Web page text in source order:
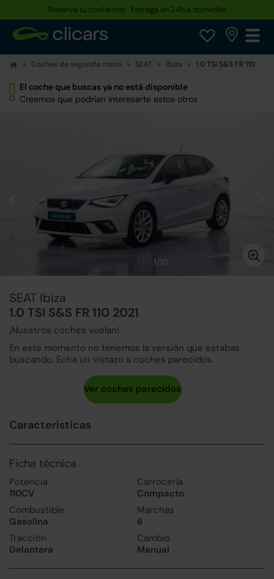
Reserva tu coche hoy · Entrega en 24h a domicilio
Coches de segunda mano SEAT Ibiza 1.0 TSI S&S FR 110
El coche que buscas ya no está disponible
Creemos que podrían interesarte estos otros
1/10
SEAT Ibiza
1.0 TSI S&S FR 110 2021
¡Nuestros coches vuelan!
En este momento no tenemos la versión que estabas
buscando. Echa un vistazo a coches parecidos.
Características
Ficha técnica
Potencia
110CV
Carrocería
Compacto
Combustible
Gasolina
Marchas
6
Tracción
Delantera
Cambio
Manual